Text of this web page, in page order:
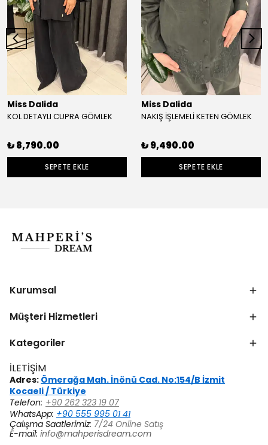
Miss Dalida
KOL DETAYLI CUPRA GÖMLEK
₺ 8,790.00
SEPETE EKLE
Miss Dalida
NAKIŞ İŞLEMELİ KETEN GÖMLEK
₺ 9,490.00
SEPETE EKLE
Kurumsal
Müşteri Hizmetleri
Kategoriler
İLETİŞİM
Adres: Ömerağa Mah. İnönü Cad. No:154/B İzmit
Kocaeli / Türkiye
Telefon: +90 262 323 19 07
WhatsApp: +90 555 995 01 41
Çalışma Saatlerimiz: 7/24 Online Satış
E-mail: info@mahperisdream.com